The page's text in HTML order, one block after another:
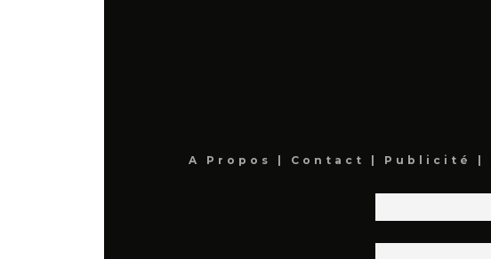
A Propos Contact Publicité